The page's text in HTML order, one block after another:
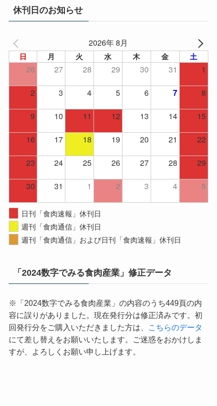
イ
ブ
休刊日のお知らせ
2026年 8月
日 月 火 水 木 金 土
26 27 28 29 30 31
1
2
3 4 5 6 7
8
9
10 11 12 13 14
15
16
17 18 19 20 21
22
23
24 25 26 27 28
29
30
31 1 2 3 4 5
日刊「食肉速報」休刊日
週刊「食肉通信」休刊日
週刊「食肉通信」および日刊「食肉速報」休刊日
「2024数字でみる食肉産業」修正データ
※「2024数字でみる食肉産業」の内容のうち449頁の内
容に誤りがありました。現在発行分は修正済みです。初
回発行分をご購入いただきました方は、
こちらのデータ
にて差し替えをお願いいたします。ご迷惑をおかけしま
すが、よろしくお願い申し上げます。